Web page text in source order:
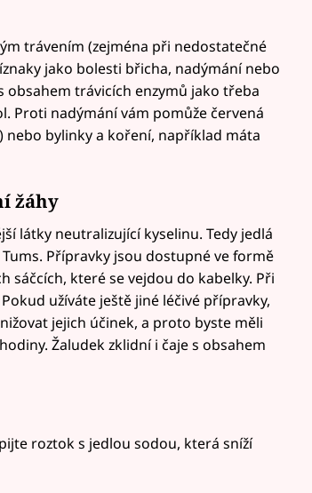
trávením (zejména při nedostatečné
jako bolesti břicha, nadýmání nebo
obsahem trávicích enzymů jako třeba
Proti nadýmání vám pomůže červená
bylinky a koření, například máta
žáhy
látky neutralizující kyselinu. Tedy jedlá
Přípravky jsou dostupné ve formě
sáčcích, které se vejdou do kabelky. Při
užíváte ještě jiné léčivé přípravky,
jejich účinek, a proto byste měli
Žaludek zklidní i čaje s obsahem
roztok s jedlou sodou, která sníží